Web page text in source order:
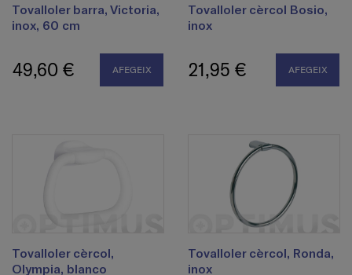
Tovalloler barra, Victoria,
inox, 60 cm
49,60 € AFEGEIX
Tovalloler cèrcol Bosio,
inox
21,95 € AFEGEIX
Tovalloler cèrcol,
Olympia, blanco
Tovalloler cèrcol, Ronda,
inox